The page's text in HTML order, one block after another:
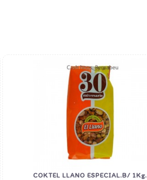
COKTEL LLANO ESPECIAL.B/ 1Kg.